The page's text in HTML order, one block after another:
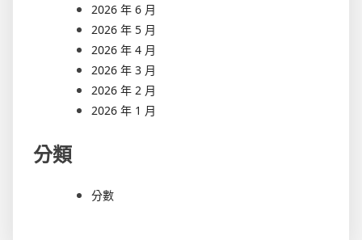
2026 年 6 月
2026 年 5 月
2026 年 4 月
2026 年 3 月
2026 年 2 月
2026 年 1 月
分類
分數